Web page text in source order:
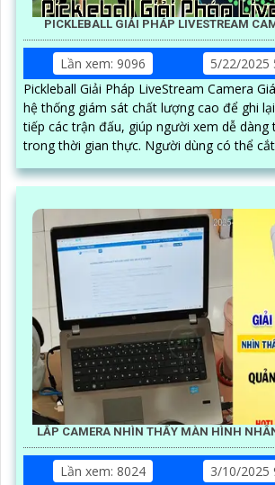
PICKLEBALL GIẢI PHÁP LIVESTREAM
Lần xem: 9096
5/22/2025
Pickleball Giải Pháp LiveStream Camera
hệ thống giám sát chất lượng cao để ghi
tiếp các trận đấu, giúp người xem dễ
trong thời gian thực. Người dùng có thể cắt video khoảnh
khắc hay trực tiếp và dễ dàng
LẮP CAMERA NHÌN THẤY MÀN HÌNH
Lần xem: 8024
3/10/2025